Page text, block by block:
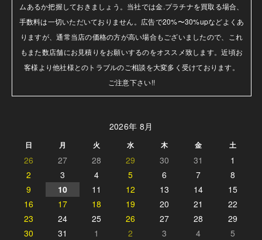
ムあるか把握しておきましょう。当社では金.プラチナを買取る場合、
手数料は一切いただいておりません。広告で20%〜30%upなどよくあ
りますが、通常当店の価格の方が高い場合もございましたので、これ
もまた数店舗にお見積りをお願いするのをオススメ致します。近頃お
客様より他社様とのトラブルのご相談を大変多く受けております。
ご注意下さい!!
2026年 8月
日 月 火 水 木 金 土
26 27 28 29 30 31
1
2
3 4 5 6 7
8
9
10 11 12 13 14
15
16
17 18 19 20 21
22
23
24 25 26 27 28
29
30
31 1 2 3 4 5